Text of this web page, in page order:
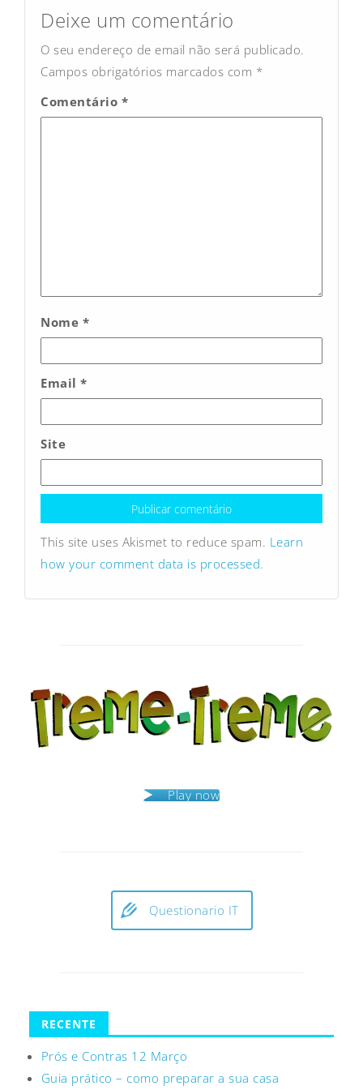
navigation
Deixe um comentário
O seu endereço de email não será publicado.
Campos obrigatórios marcados com *
Comentário *
Nome *
Email *
Site
This site uses Akismet to reduce spam. Learn
how your comment data is processed.
Play now
Questionario IT
RECENTE
Prós e Contras 12 Março
Guia prático – como preparar a sua casa